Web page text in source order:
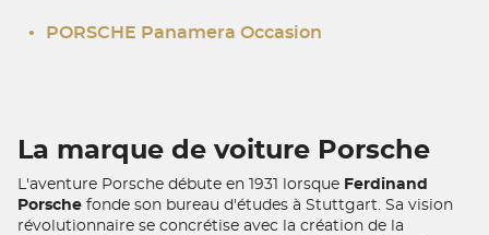
• PORSCHE Panamera Occasion
La marque de voiture Porsche
L'aventure Porsche débute en 1931 lorsque Ferdinand
Porsche fonde son bureau d'études à Stuttgart. Sa vision
révolutionnaire se concrétise avec la création de la